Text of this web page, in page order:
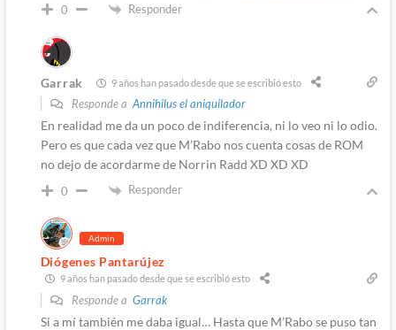
0 Responder
Garrak 9 años han pasado desde que se escribió esto
Responde aAnnihilus el aniquilador
En realidad me da un poco de indiferencia, ni lo veo ni lo odio.
Pero es que cada vez que M’Rabo nos cuenta cosas de ROM
no dejo de acordarme de Norrin Radd XD XD XD
0 Responder
Admin
Diógenes Pantarújez
9 años han pasado desde que se escribió esto
Responde a Garrak
Si a mí también me daba igual… Hasta que M’Rabo se puso tan